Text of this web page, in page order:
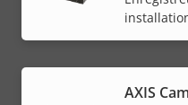
AXIS